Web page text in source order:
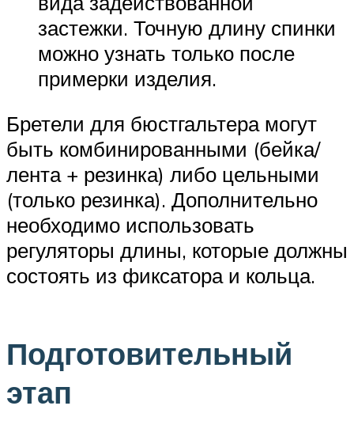
застежки. Точную длину спинки
можно узнать только после
примерки изделия.
Бретели для бюстгальтера могут
быть комбинированными (бейка/
лента + резинка) либо цельными
(только резинка). Дополнительно
необходимо использовать
регуляторы длины, которые должны
состоять из фиксатора и кольца.
Подготовительный
этап